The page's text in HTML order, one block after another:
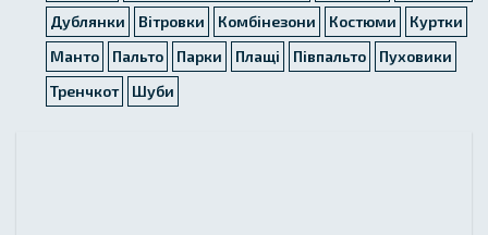
Дублянки
Вітровки Комбінезони Костюми
Куртки
Манто
Пальто Парки Плащі Півпальто
Пуховики
Тренчкот
Шуби